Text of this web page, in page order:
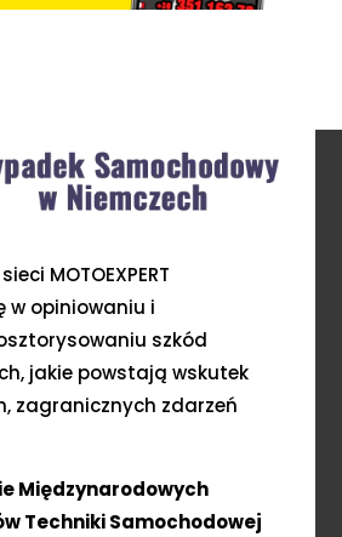
MOTOEXPERT
w opiniowaniu i
szkód
jakie powstają wskutek
zagranicznych zdarzeń
Międzynarodowych
Techniki Samochodowej